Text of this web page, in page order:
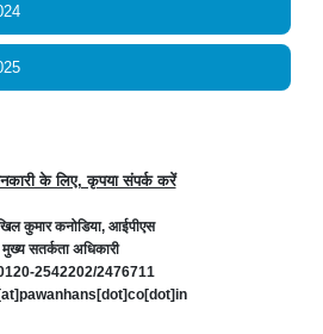
के लिए, कृपया संपर्क करें
कुमार कनोडिया, आईपीएस
मुख्य सतर्कता अधिकारी
2542202/2476711